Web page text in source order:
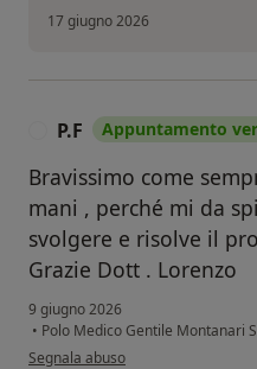
17 giugno 2026
P.F Appuntamento
Bravissimo come
mani , perché mi da
svolgere e risolve il
Grazie Dott . Lorenzo
9 giugno 2026
• Polo Medico Gentile Montanari
secondo l'opinione dell'utente P.F
Segnala abuso